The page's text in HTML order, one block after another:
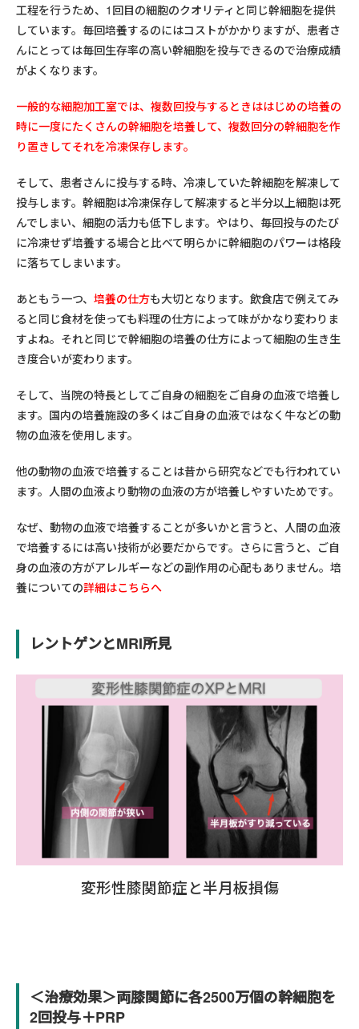
工程を行うため、1回目の細胞のクオリティと同じ幹細胞を提供
しています。毎回培養するのにはコストがかかりますが、患者さ
んにとっては毎回生存率の高い幹細胞を投与できるので治療成績
がよくなります。
一般的な細胞加工室では、複数回投与するときははじめの培養の
時に一度にたくさんの幹細胞を培養して、複数回分の幹細胞を作
り置きしてそれを冷凍保存します。
そして、患者さんに投与する時、冷凍していた幹細胞を解凍して
投与します。幹細胞は冷凍保存して解凍すると半分以上細胞は死
んでしまい、細胞の活力も低下します。やはり、毎回投与のたび
に冷凍せず培養する場合と比べて明らかに幹細胞のパワーは格段
に落ちてしまいます。
あともう一つ、 培養の仕方も大切となります。飲食店で例えてみ
ると同じ食材を使っても料理の仕方によって味がかなり変わりま
すよね。それと同じで幹細胞の培養の仕方によって細胞の生き生
き度合いが変わります。
そして、当院の特長としてご自身の細胞をご自身の血液で培養し
ます。国内の培養施設の多くはご自身の血液ではなく牛などの動
物の血液を使用します。
他の動物の血液で培養することは昔から研究などでも行われてい
ます。人間の血液より動物の血液の方が培養しやすいためです。
なぜ、動物の血液で培養することが多いかと言うと、人間の血液
で培養するには高い技術が必要だからです。さらに言うと、ご自
身の血液の方がアレルギーなどの副作用の心配もありません。培
養についての詳細はこちらへ
レントゲンとMRI所見
変形性膝関節症と半月板損傷
＜治療効果＞両膝関節に各2500万個の幹細胞を
2回投与＋PRP